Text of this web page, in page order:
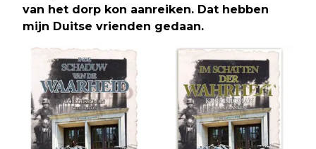
van het dorp kon aanreiken. Dat hebben
mijn Duitse vrienden gedaan.